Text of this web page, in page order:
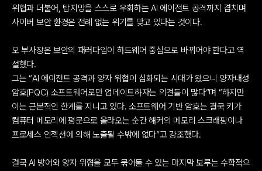
위협과 더불어, 탐지망을 스스로 우회하는 AI 에이전트 공격까지 겹치며
사이버 보안 환경은 전례 없는 위기를 맞고 있다는 것이다.
오 부사장은 보안의 패러다임이 하드웨어 중심으로 바뀌어야 한다고 역
설했다.
그는 “AI 에이전트 공격과 양자 위협이 심화되는 시대가 왔으니 양자내성
암호(PQC) 소프트웨어로만 업데이트하자는 의견들이 많다”며 “하지만
이는 근본적인 한계를 지니고 있다. 소프트웨어 기반 암호는 결국 키가
컴퓨터 메모리에 평문으로 올라오는 순간 해커의 메모리 스크래핑이나
프로세스 인젝션에 의해 노출될 수밖에 없다”고 강조했다.
결국 AI 방어와 양자 위협을 모두 묶어둘 수 있는 마지막 보루는 수학적으